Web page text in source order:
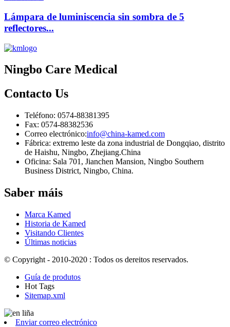
Lámpara de luminiscencia sin sombra de 5
reflectores...
Ningbo Care Medical
Contacto Us
Teléfono: 0574-88381395
Fax: 0574-88382536
Correo electrónico:info@china-kamed.com
Fábrica: extremo leste da zona industrial de Dongqiao, distrito
de Haishu, Ningbo, Zhejiang.China
Oficina: Sala 701, Jianchen Mansion, Ningbo Southern
Business District, Ningbo, China.
Saber máis
Marca Kamed
Historia de Kamed
Visitando Clientes
Últimas noticias
© Copyright - 2010-2020 : Todos os dereitos reservados.
Guía de produtos
Hot Tags
Sitemap.xml
Enviar correo electrónico